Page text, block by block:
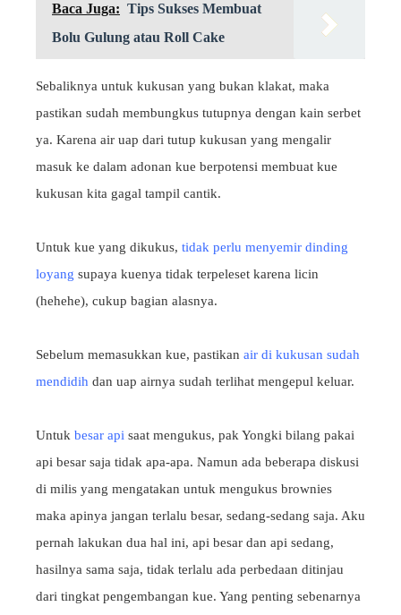
Baca Juga: Tips Sukses Membuat
Bolu Gulung atau Roll Cake
Sebaliknya untuk kukusan yang bukan klakat, maka
pastikan sudah membungkus tutupnya dengan kain serbet
ya. Karena air uap dari tutup kukusan yang mengalir
masuk ke dalam adonan kue berpotensi membuat kue
kukusan kita gagal tampil cantik.
Untuk kue yang dikukus, tidak perlu menyemir dinding
loyang supaya kuenya tidak terpeleset karena licin
(hehehe), cukup bagian alasnya.
Sebelum memasukkan kue, pastikan air di kukusan sudah
mendidih dan uap airnya sudah terlihat mengepul keluar.
Untuk besar api saat mengukus, pak Yongki bilang pakai
api besar saja tidak apa-apa. Namun ada beberapa diskusi
di milis yang mengatakan untuk mengukus brownies
maka apinya jangan terlalu besar, sedang-sedang saja. Aku
pernah lakukan dua hal ini, api besar dan api sedang,
hasilnya sama saja, tidak terlalu ada perbedaan ditinjau
dari tingkat pengembangan kue. Yang penting sebenarnya